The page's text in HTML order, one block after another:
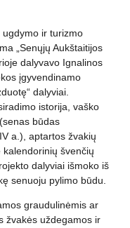
ugdymo ir turizmo
„Senųjų Aukštaitijos
dalyvavo Ignalinos
įgyvendinamo
dalyviai.
istorija, vaško
būdas
a.), aptartos žvakių
švenčių
dalyviai išmoko iš
senuoju pylimo būdu.
graudulinėmis ar
žvakės uždegamos ir